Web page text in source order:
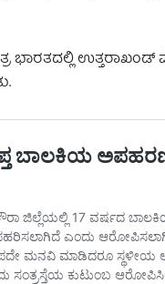
ಭಾರತದಲ್ಲಿ ಉತ್ತರಾಖಂಡ್